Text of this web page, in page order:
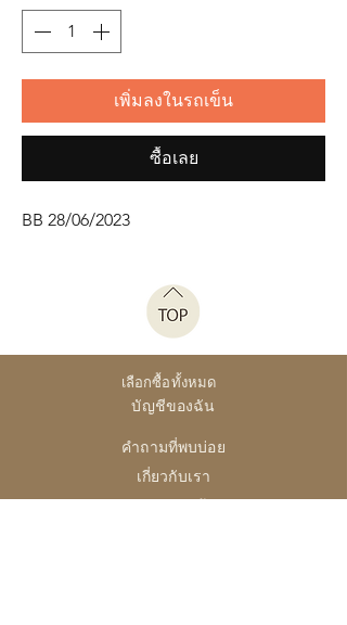
เพิ่มลงในรถเข็น
ซื้อเลย
BB 28/06/2023
เลือกซื้อทั้งหมด
บัญชีของฉัน
คำถามที่พบบ่อย
เกี่ยวกับเรา